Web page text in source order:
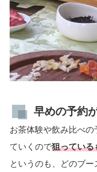
早めの予約
お茶体験や飲み比べ
ていくので狙っている
というのも、どのブー